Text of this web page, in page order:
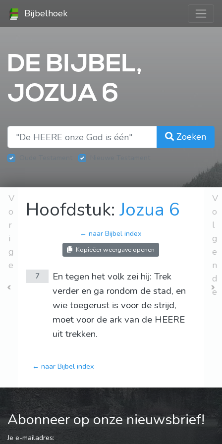
Bijbelhoek
DE BIJBEL,
JOZUA 6
Zoeken
V
o
r
i
g
e
Hoofdstuk:Jozua 6
← naar Bijbel index
Kopieëer weergave openen
7
En tegen het volk zei hij: Trek
verder en ga rondom de stad, en
wie toegerust is voor de strijd,
moet voor de ark van de HEERE
uit trekken.
← naar Bijbel index
V
o
l
g
e
n
d
e
Abonneer op onze nieuwsbrief!
Je e-mailadres: